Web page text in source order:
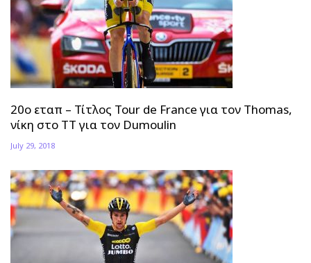
20ο εταπ – Τίτλος Tour de France για τον Thomas,
νίκη στο ΤΤ για τον Dumoulin
July 29, 2018